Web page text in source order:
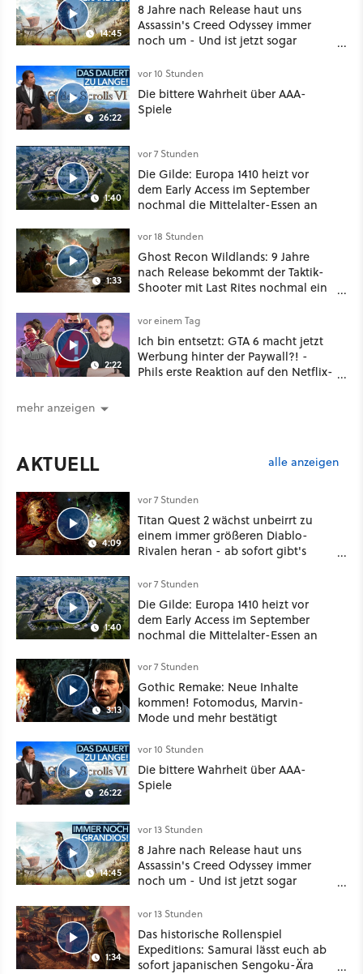
14:45
8 Jahre nach Release haut uns
Assassin's Creed Odyssey immer
noch um - Und ist jetzt sogar
26:22
vor 10 Stunden
Die bittere Wahrheit über AAA-
Spiele
1:40
vor 7 Stunden
Die Gilde: Europa 1410 heizt vor
dem Early Access im September
nochmal die Mittelalter-Essen an
1:33
vor 18 Stunden
Ghost Recon Wildlands: 9 Jahre
nach Release bekommt der Taktik-
Shooter mit Last Rites nochmal ein
2:22
vor einem Tag
Ich bin entsetzt: GTA 6 macht jetzt
Werbung hinter der Paywall?! -
Phils erste Reaktion auf den Netflix-
mehr anzeigen
AKTUELL alle anzeigen
4:09
vor 7 Stunden
Titan Quest 2 wächst unbeirrt zu
einem immer größeren Diablo-
Rivalen heran - ab sofort gibt's
Klasse
1:40
vor 7 Stunden
Die Gilde: Europa 1410 heizt vor
dem Early Access im September
nochmal die Mittelalter-Essen an
3:13
vor 7 Stunden
Gothic Remake: Neue Inhalte
kommen! Fotomodus, Marvin-
Mode und mehr bestätigt
26:22
vor 10 Stunden
Die bittere Wahrheit über AAA-
Spiele
14:45
vor 13 Stunden
8 Jahre nach Release haut uns
Assassin's Creed Odyssey immer
noch um - Und ist jetzt sogar
1:34
vor 13 Stunden
Das historische Rollenspiel
Expeditions: Samurai lässt euch ab
sofort japanischen Sengoku-Ära